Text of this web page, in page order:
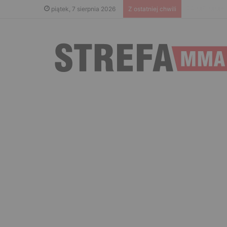
piątek, 7 sierpnia 2026 Z ostatniej chwili